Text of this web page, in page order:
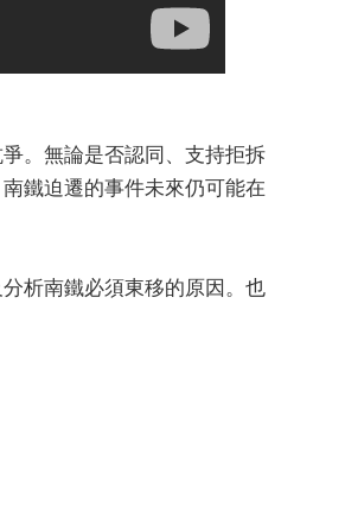
。無論是否認同、支持拒拆
鐵迫遷的事件未來仍可能在
析南鐵必須東移的原因。也